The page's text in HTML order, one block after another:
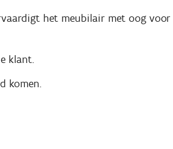
het meubilair met oog voor
klant.
komen.